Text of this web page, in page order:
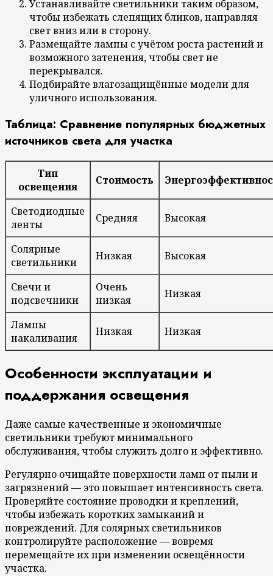
Устанавливайте светильники таким образом,
чтобы избежать слепящих бликов, направляя
свет вниз или в сторону.
Размещайте лампы с учётом роста растений и
возможного затенения, чтобы свет не
перекрывался.
Подбирайте влагозащищённые модели для
уличного использования.
Таблица: Сравнение популярных бюджетных
источников света для участка
Тип
освещения
Стоимость
Светодиодные
ленты
Средняя Высокая
Солярные
светильники
Низкая Высокая
Свечи и
подсвечники
Очень
низкая
Низкая
Лампы
накаливания
Низкая Низкая
Особенности эксплуатации и
поддержания освещения
Даже самые качественные и экономичные
светильники требуют минимального
обслуживания, чтобы служить долго и эффективно.
Регулярно очищайте поверхности ламп от пыли и
загрязнений — это повышает интенсивность света.
Проверяйте состояние проводки и креплений,
чтобы избежать коротких замыканий и
повреждений. Для солярных светильников
контролируйте расположение — вовремя
перемещайте их при изменении освещённости
участка.